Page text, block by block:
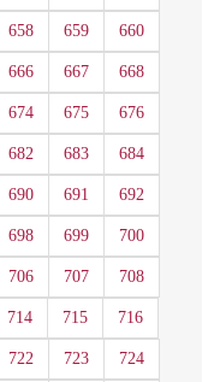
658 659 660
666 667 668
674 675 676
682 683 684
690 691 692
698 699 700
706 707 708
714 715 716
722 723 724